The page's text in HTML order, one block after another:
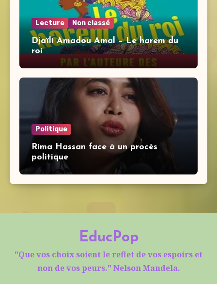
Lecture Non classé
Djaïli Amadou Amal – Le harem du
roi
Politique
Rima Hassan face à un procès
politique
EducPop
"Que vos choix soient le reflet de vos espoirs et
non de vos peurs." Nelson Mandela.